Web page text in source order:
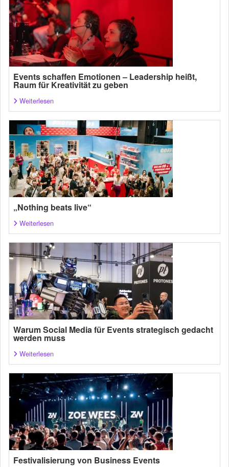
Events schaffen Emotionen – Leadership heißt,
Raum für Kreativität zu geben
Weiterlesen
„Nothing beats live“
Weiterlesen
Warum Social Media für Events strategisch gedacht
werden muss
Weiterlesen
Festivalisierung von Business Events